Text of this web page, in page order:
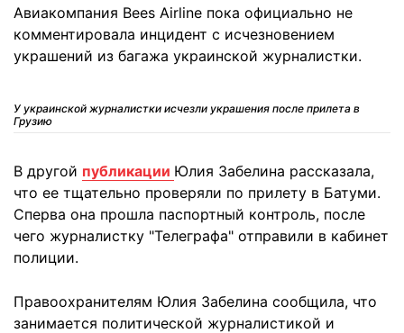
Авиакомпания Bees Airline пока официально не
комментировала инцидент с исчезновением
украшений из багажа украинской журналистки.
У украинской журналистки исчезли украшения после прилета в
Грузию
В другой публикации Юлия Забелина рассказала,
что ее тщательно проверяли по прилету в Батуми.
Сперва она прошла паспортный контроль, после
чего журналистку "Телеграфа" отправили в кабинет
полиции.
Правоохранителям Юлия Забелина сообщила, что
занимается политической журналистикой и